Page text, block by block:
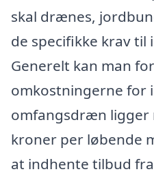
skal drænes,
de specifikke krav til
Generelt kan man
omkostningerne for
omfangsdræn ligger
kroner per løbende
at indhente tilbud